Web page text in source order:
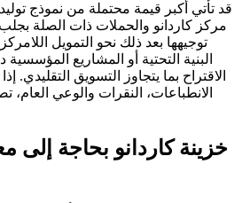
قد تأتي أكبر قيمة محتملة من نموذج توليد
مركز كاردانو والحملات ذات الصلة
توجيهها بعد ذلك نحو التمويل
البنية التحتية أو المشاريع المؤسسية
الاقتراح بما يتجاوز التسويق التقليدي.
الانطباعات، النقرات والوعي العام،
خزينة كاردانو بحاجة إلى